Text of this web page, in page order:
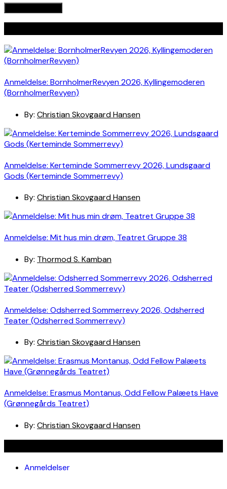
Anmeldelse: BornholmerRevyen 2026, Kyllingemoderen
(BornholmerRevyen)
By: Christian Skovgaard Hansen
Anmeldelse: Kerteminde Sommerrevy 2026, Lundsgaard
Gods (Kerteminde Sommerrevy)
By: Christian Skovgaard Hansen
Anmeldelse: Mit hus min drøm, Teatret Gruppe 38
By: Thormod S. Kamban
Anmeldelse: Odsherred Sommerrevy 2026, Odsherred
Teater (Odsherred Sommerrevy)
By: Christian Skovgaard Hansen
Anmeldelse: Erasmus Montanus, Odd Fellow Palæets Have
(Grønnegårds Teatret)
By: Christian Skovgaard Hansen
Anmeldelser